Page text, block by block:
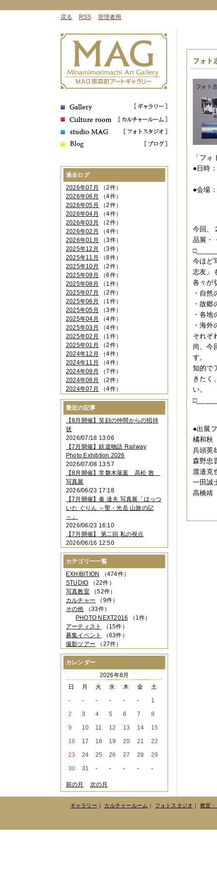
戻る RSS 管理者用
フォト
「フ
●日時
●会場
今回、
品展・
今ほど
志友」
各々が
・自
・故
・各
・海
それぞ
尚、今
す。
知的で
きたく
い。
●出展
橘和秋
兵頭英
森野忠
渡邉克
一田誠
高橋靖
過去ログ
2026年07月
（2件）
2026年06月
（4件）
2026年05月
（2件）
2026年04月
（4件）
2026年03月
（2件）
2026年02月
（4件）
2026年01月
（3件）
2025年12月
（3件）
2025年11月
（8件）
2025年10月
（2件）
2025年09月
（6件）
2025年08月
（1件）
2025年07月
（2件）
2025年06月
（1件）
2025年05月
（3件）
2025年04月
（4件）
2025年03月
（4件）
2025年02月
（1件）
2025年01月
（2件）
2024年12月
（4件）
2024年11月
（4件）
2024年09月
（7件）
2024年08月
（2件）
2024年07月
（4件）
2024年06月（4件）
2024年04月
2024年03月（3件）
2024年02月（2件）
2023年12月
2023年11月 （4件）
2023年10月（3件）
2023年09月（4件）
2023年08月 （1件）
2023年06月（3件）
2023年05月
2023年04月 （2件）
2023年03月（5件）
2023年02月（3件）
2023年01月
2022年12月 （3件）
2022年11月（2件）
2022年10月（4件）
2022年09月（2件）
2022年08月
（3件）
2022年07月（3件）
2022年05月（4件）
2022年04月（2件）
2022年03月
（5件）
2022年02月（3件）
2022年01月（3件）
2021年12月（2件）
2021年11月（3件）
2021年10月
（1件）
2021年08月
2021年07月（1件）
（3件）
2021年05月（2件）
2021年02月 （1件）
2020年12月（3件）
2020年11月 （6件）
2020年09月（5件）
2020年08月
2020年06月（2件）
2020年04月（4件）
2020年03月（9件）
2020年02月（3件）
2020年01月（5件）
2019年12月（3件）
最近の記事
【8月開催】笑顔の仲間からの招待
状
2026/07/18 13:06
【7月開催】鉄道物語 Railway
Photo Exhibtion 2026
2026/07/08 13:57
【8月開催】常磐木落葉 高松 敦
写真展
2026/06/23 17:18
【7月開催】秦 達夫 写真展「ほっつ
いた ぐりん ～聖・光岳 山旅の記
～」
2026/06/23 16:10
【7月開催】 第二回 私の視点
2026/06/16 12:50
カテゴリー一覧
EXHIBITION （474件）
STUDIO （22件）
写真教室（52件）
カルチャー （9件）
その他 （33件）
PHOTO NEXT2016 （1件）
アーティスト
（15件）
募集イベント
（63件）
撮影ツアー （27件）
カレンダー
2026年8月
日
月 火 水 木 金
土
-
- - - - -
1
2
3 4 5 6 7
8
9
10 11 12 13 14
15
16
17 18 19 20 21
22
23
24 25 26 27 28
29
30
31 - - - - -
前の月 次の月
ギャラリー｜ カルチャールーム｜ フォトスタジオ｜ 教室